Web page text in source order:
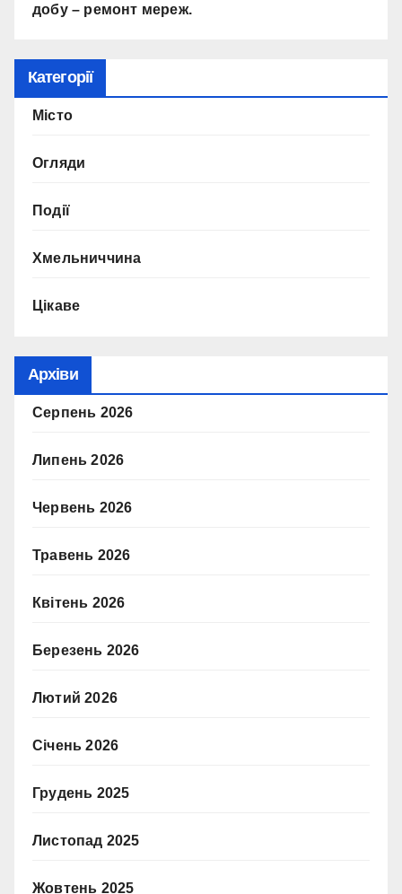
добу – ремонт мереж.
Категорії
Місто
Огляди
Події
Хмельниччина
Цікаве
Архіви
Серпень 2026
Липень 2026
Червень 2026
Травень 2026
Квітень 2026
Березень 2026
Лютий 2026
Січень 2026
Грудень 2025
Листопад 2025
Жовтень 2025